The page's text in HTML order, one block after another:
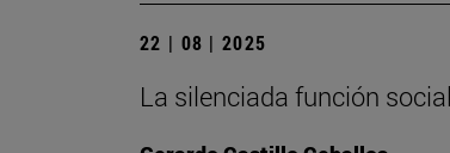
22 | 08 | 2025
La silenciada función